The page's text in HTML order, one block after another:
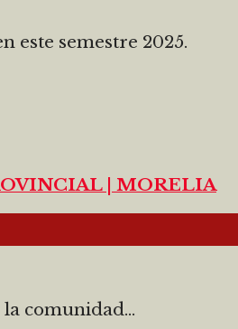
este semestre 2025.
| MORELIA
comunidad...